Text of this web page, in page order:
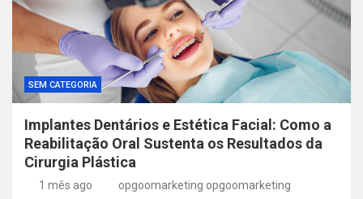
SEM CATEGORIA
Implantes Dentários e Estética Facial: Como a
Reabilitação Oral Sustenta os Resultados da
Cirurgia Plástica
1 mês ago opgoomarketing opgoomarketing